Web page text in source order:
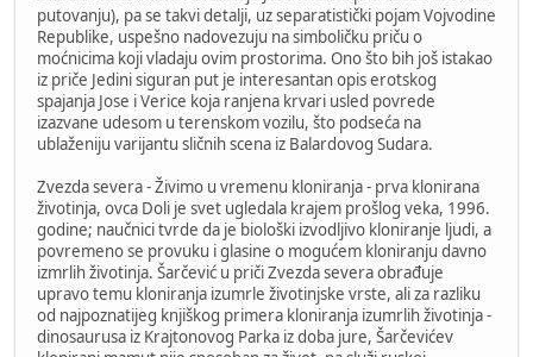
putovanju), pa se takvi detalji, uz separatistički pojam Vojvodine
Republike, uspešno nadovezuju na simboličku priču o
moćnicima koji vladaju ovim prostorima. Ono što bih još istakao
iz priče Jedini siguran put je interesantan opis erotskog
spajanja Jose i Verice koja ranjena krvari usled povrede
izazvane udesom u terenskom vozilu, što podseća na
ublaženiju varijantu sličnih scena iz Balardovog Sudara.
Zvezda severa - Živimo u vremenu kloniranja - prva klonirana
životinja, ovca Doli je svet ugledala krajem prošlog veka, 1996.
godine; naučnici tvrde da je biološki izvodljivo kloniranje ljudi, a
povremeno se provuku i glasine o mogućem kloniranju davno
izmrlih životinja. Šarčević u priči Zvezda severa obrađuje
upravo temu kloniranja izumrle životinjske vrste, ali za razliku
od najpoznatijeg knjiškog primera kloniranja izumrlih životinja -
dinosaurusa iz Krajtonovog Parka iz doba jure, Šarčevićev